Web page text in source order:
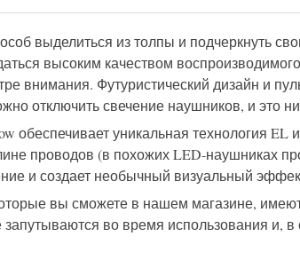
выделиться из толпы и подчеркнуть
высоким качеством
внимания. Футуристический дизайн и
отключить свечение наушников, и это
обеспечивает уникальная технология
проводов (в похожих LED-наушниках
и создает необычный визуальный
вы сможете в нашем магазине,
во время использования и,